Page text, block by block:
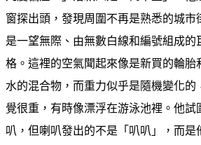
窗探出頭，發現周圍不再是熟悉的城市
是一望無際、由無數白線和編號組成的
格。這裡的空氣聞起來像是新買的輪胎
水的混合物，而重力似乎是隨機變化的
覺很重，有時像漂浮在游泳池裡。他試
叭，但喇叭發出的不是「叭叭」，而是